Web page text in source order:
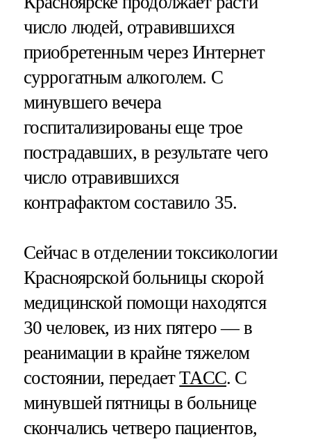
число людей, отравившихся
приобретенным через Интернет
суррогатным алкоголем. С
минувшего вечера
госпитализированы еще трое
пострадавших, в результате чего
число отравившихся
контрафактом составило 35.
Сейчас в отделении токсикологии
Красноярской больницы скорой
медицинской помощи находятся
30 человек, из них пятеро — в
реанимации в крайне тяжелом
состоянии, передаетТАСС. С
минувшей пятницы в больнице
скончались четверо пациентов,